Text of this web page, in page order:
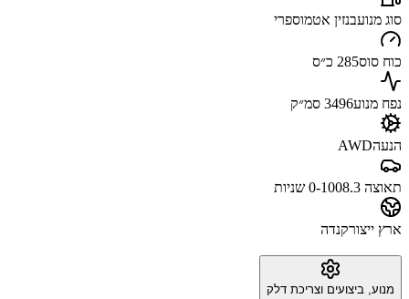
סוג מנועבנזין אטמוספרי
כוח סוס285 כ״ס
נפח מנוע3496 סמ״ק
הנעהAWD
תאוצה 0-100 8.3 שניות
ארץ ייצורקנדה
מנוע, ביצועים וצריכת דלק